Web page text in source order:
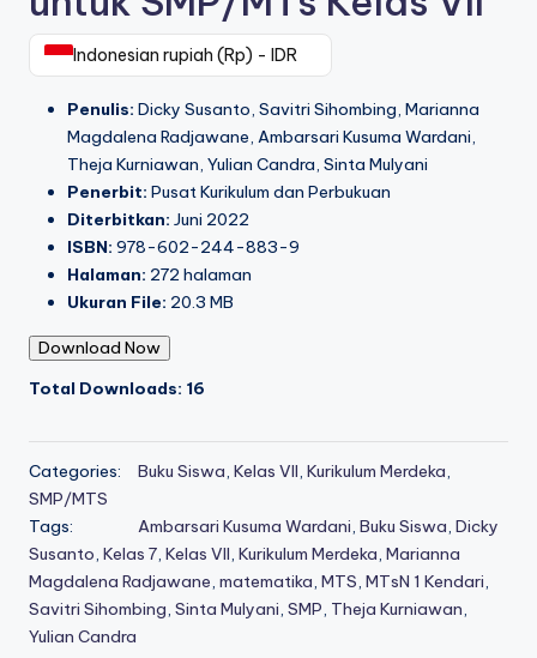
Indonesian rupiah (Rp) - IDR
Penulis: Dicky Susanto, Savitri Sihombing, Marianna
Magdalena Radjawane, Ambarsari Kusuma Wardani,
Theja Kurniawan, Yulian Candra, Sinta Mulyani
Penerbit: Pusat Kurikulum dan Perbukuan
Diterbitkan: Juni 2022
ISBN: 978-602-244-883-9
Halaman: 272 halaman
Ukuran File: 20.3 MB
Download Now
Total Downloads: 16
Categories: Buku Siswa, Kelas VII, Kurikulum Merdeka,
SMP/MTS
Tags:
Ambarsari Kusuma Wardani, Buku Siswa, Dicky
Susanto, Kelas 7, Kelas VII, Kurikulum Merdeka, Marianna
Magdalena Radjawane, matematika, MTS, MTsN 1 Kendari,
Savitri Sihombing, Sinta Mulyani, SMP, Theja Kurniawan,
Yulian Candra